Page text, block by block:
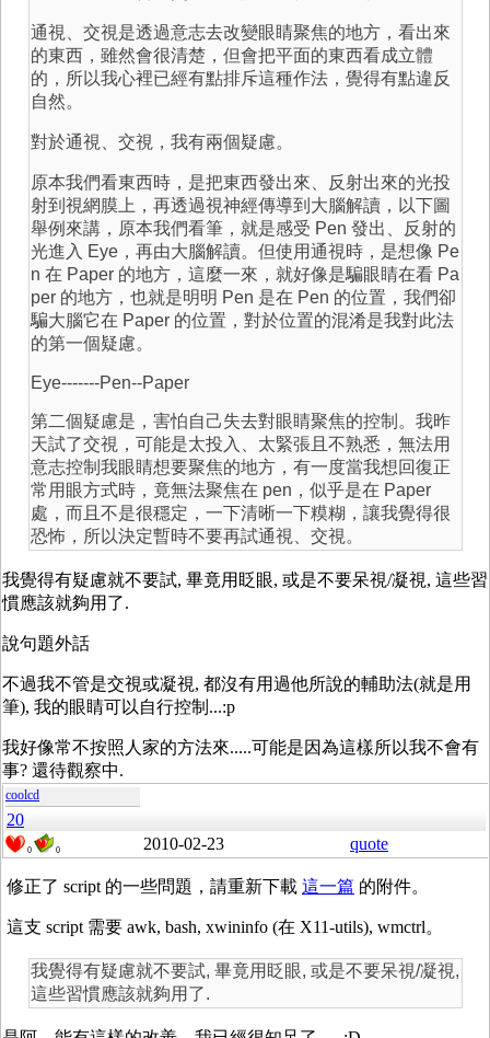
通視、交視是透過意志去改變眼睛聚焦的地方，看出來
的東西，雖然會很清楚，但會把平面的東西看成立體
的，所以我心裡已經有點排斥這種作法，覺得有點違反
自然。
對於通視、交視，我有兩個疑慮。
原本我們看東西時，是把東西發出來、反射出來的光投
射到視網膜上，再透過視神經傳導到大腦解讀，以下圖
舉例來講，原本我們看筆，就是感受 Pen 發出、反射的
光進入 Eye，再由大腦解讀。但使用通視時，是想像 Pe
n 在 Paper 的地方，這麼一來，就好像是騙眼睛在看 Pa
per 的地方，也就是明明 Pen 是在 Pen 的位置，我們卻
騙大腦它在 Paper 的位置，對於位置的混淆是我對此法
的第一個疑慮。
Eye-------Pen--Paper
第二個疑慮是，害怕自己失去對眼睛聚焦的控制。我昨
天試了交視，可能是太投入、太緊張且不熟悉，無法用
意志控制我眼睛想要聚焦的地方，有一度當我想回復正
常用眼方式時，竟無法聚焦在 pen，似乎是在 Paper
處，而且不是很穩定，一下清晰一下糢糊，讓我覺得很
恐怖，所以決定暫時不要再試通視、交視。
我覺得有疑慮就不要試, 畢竟用眨眼, 或是不要呆視/凝視, 這些習
慣應該就夠用了.
說句題外話
不過我不管是交視或凝視, 都沒有用過他所說的輔助法(就是用
筆), 我的眼睛可以自行控制...:p
我好像常不按照人家的方法來.....可能是因為這樣所以我不會有
事? 還待觀察中.
coolcd
20
0 0 2010-02-23 quote
修正了 script 的一些問題，請重新下載 這一篇 的附件。
這支 script 需要 awk, bash, xwininfo (在 X11-utils), wmctrl。
我覺得有疑慮就不要試, 畢竟用眨眼, 或是不要呆視/凝視,
這些習慣應該就夠用了.